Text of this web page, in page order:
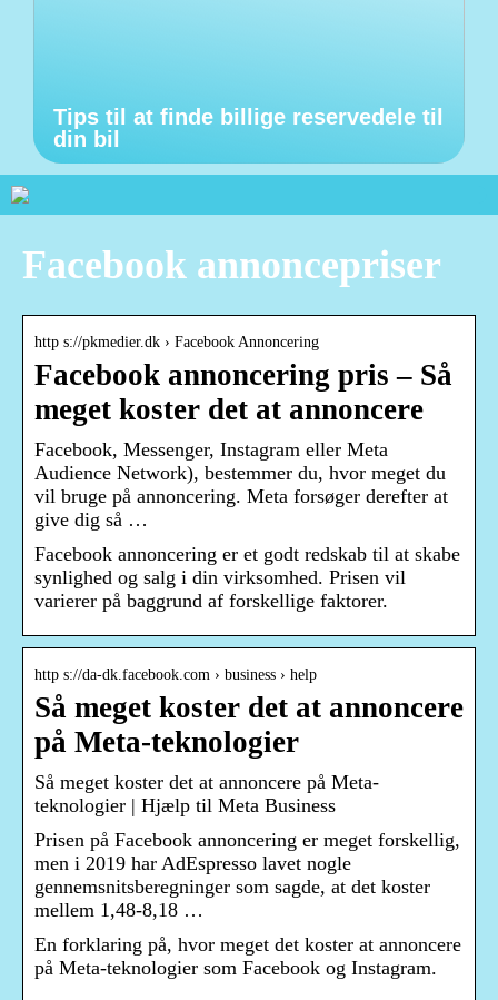
Tips til at finde billige reservedele til
din bil
Facebook annoncepriser
http s://pkmedier.dk › Facebook Annoncering
Facebook annoncering pris – Så
meget koster det at annoncere
Facebook, Messenger, Instagram eller Meta
Audience Network), bestemmer du, hvor meget du
vil bruge på annoncering. Meta forsøger derefter at
give dig så …
Facebook annoncering er et godt redskab til at skabe
synlighed og salg i din virksomhed. Prisen vil
varierer på baggrund af forskellige faktorer.
http s://da-dk.facebook.com › business › help
Så meget koster det at annoncere
på Meta-teknologier
Så meget koster det at annoncere på Meta-
teknologier | Hjælp til Meta Business
Prisen på Facebook annoncering er meget forskellig,
men i 2019 har AdEspresso lavet nogle
gennemsnitsberegninger som sagde, at det koster
mellem 1,48-8,18 …
En forklaring på, hvor meget det koster at annoncere
på Meta-teknologier som Facebook og Instagram.